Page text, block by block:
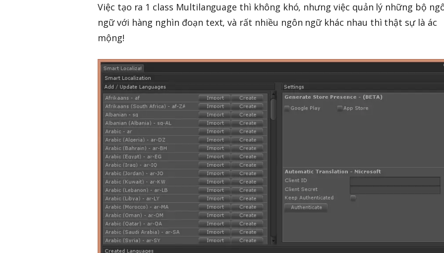
Việc tạo ra 1 class Multilanguage thì không khó, nhưng việc quản lý những bộ
ngữ với hàng nghìn đoạn text, và rất nhiều ngôn ngữ khác nhau thì thật sự là ác
mộng!